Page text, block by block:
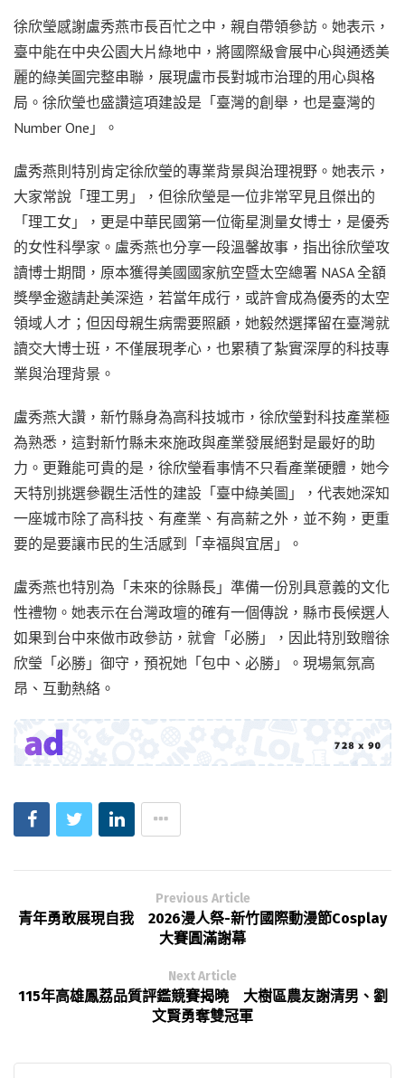
徐欣瑩感謝盧秀燕市長百忙之中，親自帶領參訪。她表示，
臺中能在中央公園大片綠地中，將國際級會展中心與通透美
麗的綠美圖完整串聯，展現盧市長對城市治理的用心與格
局。徐欣瑩也盛讚這項建設是「臺灣的創舉，也是臺灣的
Number One」。
盧秀燕則特別肯定徐欣瑩的專業背景與治理視野。她表示，
大家常說「理工男」，但徐欣瑩是一位非常罕見且傑出的
「理工女」，更是中華民國第一位衛星測量女博士，是優秀
的女性科學家。盧秀燕也分享一段溫馨故事，指出徐欣瑩攻
讀博士期間，原本獲得美國國家航空暨太空總署 NASA 全額
獎學金邀請赴美深造，若當年成行，或許會成為優秀的太空
領域人才；但因母親生病需要照顧，她毅然選擇留在臺灣就
讀交大博士班，不僅展現孝心，也累積了紮實深厚的科技專
業與治理背景。
盧秀燕大讚，新竹縣身為高科技城市，徐欣瑩對科技產業極
為熟悉，這對新竹縣未來施政與產業發展絕對是最好的助
力。更難能可貴的是，徐欣瑩看事情不只看產業硬體，她今
天特別挑選參觀生活性的建設「臺中綠美圖」，代表她深知
一座城市除了高科技、有產業、有高薪之外，並不夠，更重
要的是要讓市民的生活感到「幸福與宜居」。
盧秀燕也特別為「未來的徐縣長」準備一份別具意義的文化
性禮物。她表示在台灣政壇的確有一個傳說，縣市長候選人
如果到台中來做市政參訪，就會「必勝」，因此特別致贈徐
欣瑩「必勝」御守，預祝她「包中、必勝」。現場氣氛高
昂、互動熱絡。
Previous Article
青年勇敢展現自我 2026漫人祭-新竹國際動漫節Cosplay
大賽圓滿謝幕
Next Article
115年高雄鳳荔品質評鑑競賽揭曉 大樹區農友謝清男、劉
文賢勇奪雙冠軍